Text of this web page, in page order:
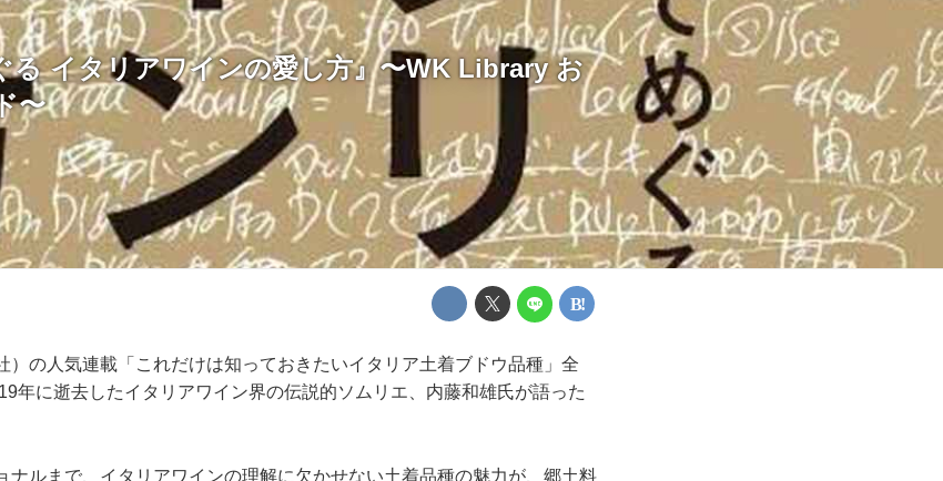
る イタリアワインの愛し方』〜WK Library お
〜
）の人気連載「これだけは知っておきたいイタリア土着ブドウ品種」全
年に逝去したイタリアワイン界の伝説的ソムリエ、内藤和雄氏が語った
ナルまで、イタリアワインの理解に欠かせない土着品種の魅力が、郷土料